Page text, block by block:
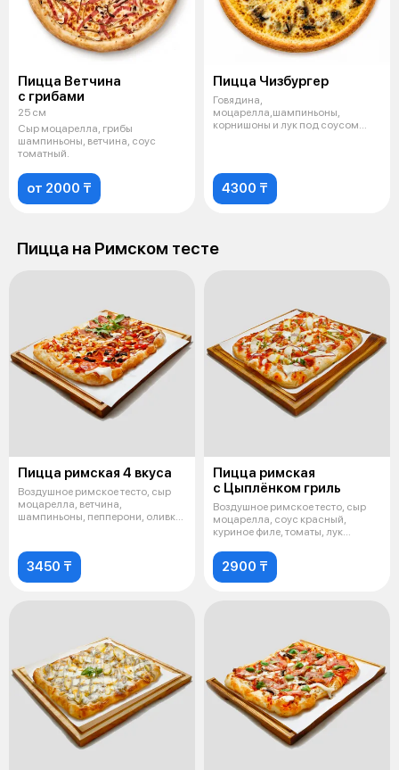
Пицца Ветчина
с грибами
25 см
Сыр моцарелла, грибы
шампиньоны, ветчина, соус
томатный.
от 2000 ₸
Пицца Чизбургер
Говядина,
моцарелла,шампиньоны,
корнишоны и лук под соусом
4300 ₸
Пицца на Римском тесте
Пицца римская 4 вкуса
Воздушное римское тесто, сыр
моцарелла, ветчина,
шампиньоны, пепперони, оливки,
3450 ₸
Пицца римская
с Цыплёнком гриль
Воздушное римское тесто, сыр
моцарелла, соус красный,
куриное филе, томаты, лук
2900 ₸